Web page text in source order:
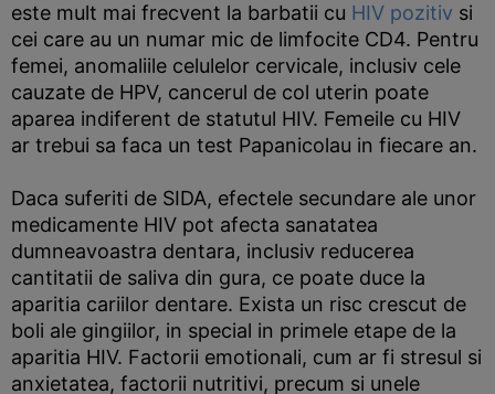
este mult mai frecvent la barbatii cu HIV pozitiv si
cei care au un numar mic de limfocite CD4. Pentru
femei, anomaliile celulelor cervicale, inclusiv cele
cauzate de HPV, cancerul de col uterin poate
aparea indiferent de statutul HIV. Femeile cu HIV
ar trebui sa faca un test Papanicolau in fiecare an.
Daca suferiti de SIDA, efectele secundare ale unor
medicamente HIV pot afecta sanatatea
dumneavoastra dentara, inclusiv reducerea
cantitatii de saliva din gura, ce poate duce la
aparitia cariilor dentare. Exista un risc crescut de
boli ale gingiilor, in special in primele etape de la
aparitia HIV. Factorii emotionali, cum ar fi stresul si
anxietatea, factorii nutritivi, precum si unele